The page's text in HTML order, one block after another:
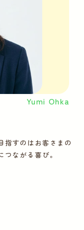
Yumi Ohka
指すのはお客さまの
ながる喜び。